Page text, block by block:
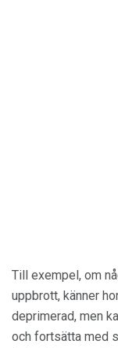
Till exempel, om
uppbrott, känner
deprimerad, men
och fortsätta med